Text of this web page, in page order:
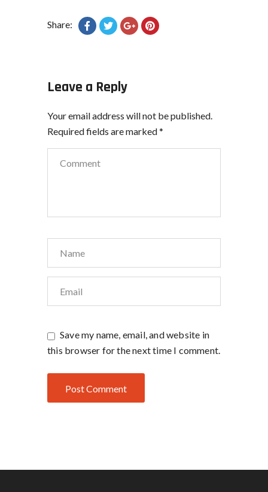
Share:
Leave a Reply
Your email address will not be published.
Required fields are marked*
Save my name, email, and website in
this browser for the next time I comment.